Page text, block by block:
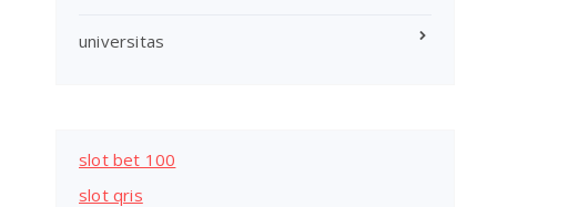
universitas
slot bet 100
slot qris